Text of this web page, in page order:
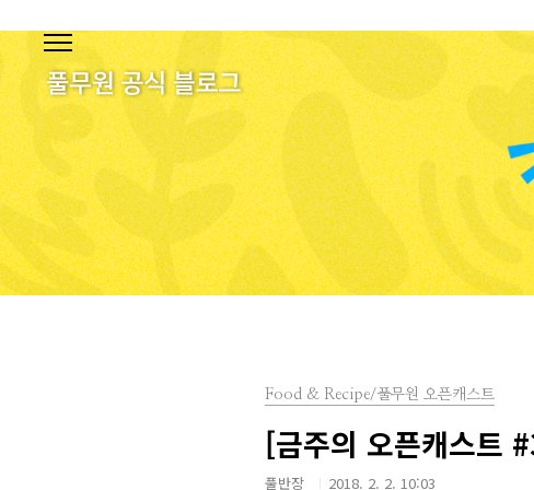
Food & Recipe/풀무원 오픈캐스트
[금주의 오픈캐스트
풀반장 2018. 2. 2. 10:03